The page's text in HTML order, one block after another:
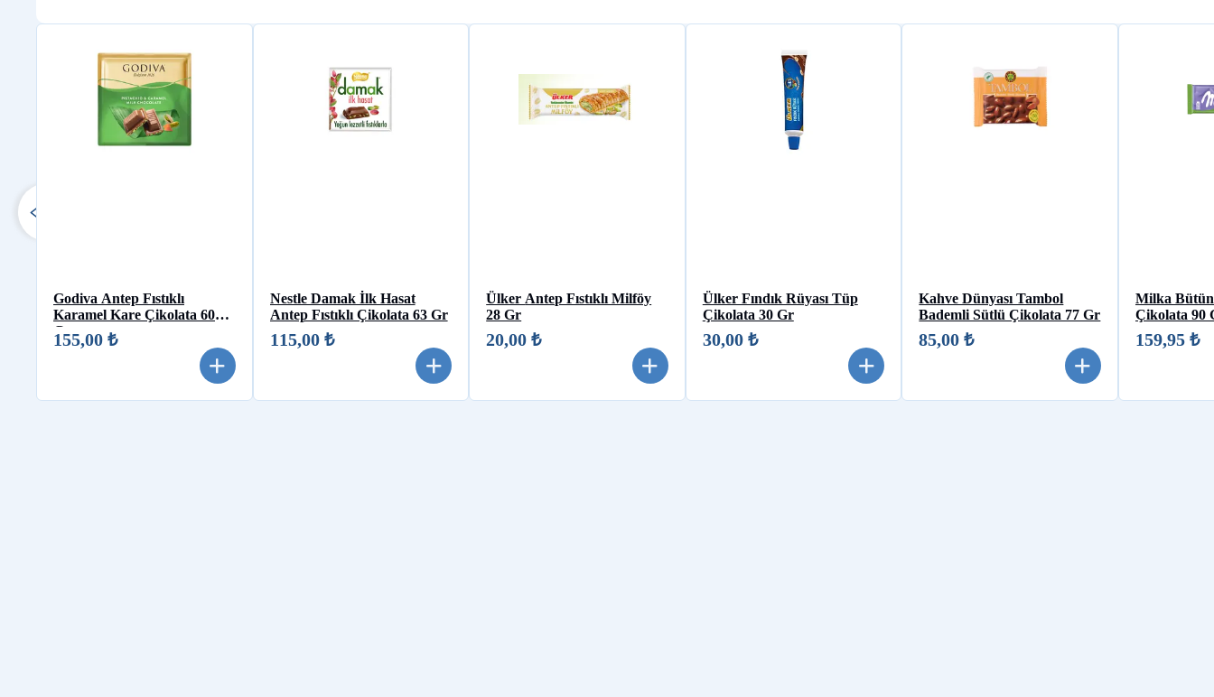
Godiva Antep Fıstıklı
Karamel Kare Çikolata 60
Gr
155,00 ₺
Nestle Damak İlk Hasat
Antep Fıstıklı Çikolata 63 Gr
115,00 ₺
Ülker Antep Fıstıklı Milföy
28 Gr
20,00 ₺
Ülker Fındık Rüyası Tüp
Çikolata 30 Gr
30,00 ₺
Kahve Dünyası Tambol
Bademli Sütlü Çikolata 77 Gr
85,00 ₺
Milka Bütün
Çikolata 90
159,95 ₺